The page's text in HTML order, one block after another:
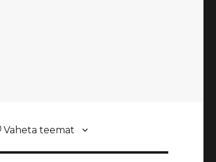
Vaheta teemat